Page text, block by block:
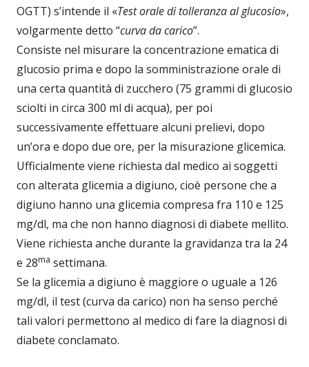
OGTT) s’intende il «Test orale di tolleranza al glucosio»,
volgarmente detto “curva da carico”.
Consiste nel misurare la concentrazione ematica di
glucosio prima e dopo la somministrazione orale di
una certa quantità di zucchero (75 grammi di glucosio
sciolti in circa 300 ml di acqua), per poi
successivamente effettuare alcuni prelievi, dopo
un’ora e dopo due ore, per la misurazione glicemica.
Ufficialmente viene richiesta dal medico ai soggetti
con alterata glicemia a digiuno, cioè persone che a
digiuno hanno una glicemia compresa fra 110 e 125
mg/dl, ma che non hanno diagnosi di diabete mellito.
Viene richiesta anche durante la gravidanza tra la 24
e 28ma settimana.
Se la glicemia a digiuno è maggiore o uguale a 126
mg/dl, il test (curva da carico) non ha senso perché
tali valori permettono al medico di fare la diagnosi di
diabete conclamato.